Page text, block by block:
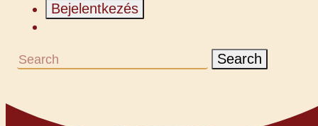
Bejelentkezés
Search